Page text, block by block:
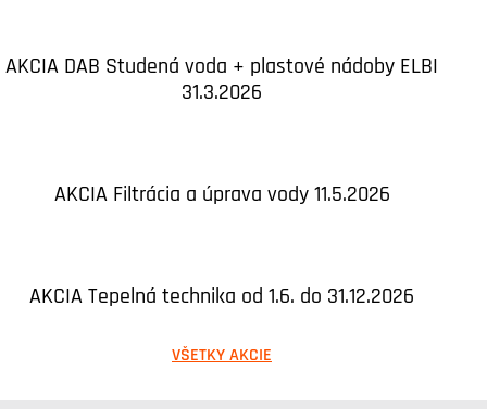
AKCIA DAB Studená voda + plastové nádoby ELBI
31.3.2026
AKCIA Filtrácia a úprava vody 11.5.2026
AKCIA Tepelná technika od 1.6. do 31.12.2026
VŠETKY AKCIE